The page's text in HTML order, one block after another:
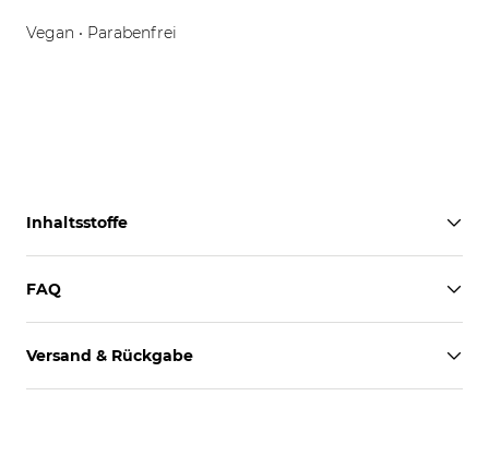
Vegan • Parabenfrei
Inhaltsstoffe
FAQ
Versand & Rückgabe